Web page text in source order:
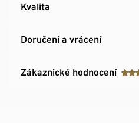
Kvalita
Doručení a vrácení
Zákaznické hodnocení